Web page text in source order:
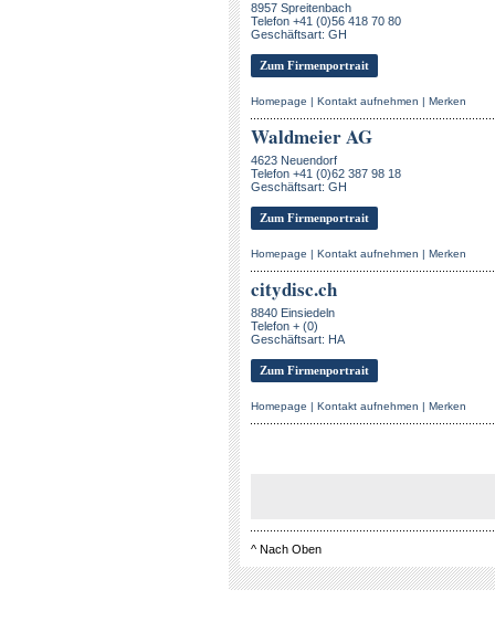
8957 Spreitenbach
Telefon +41 (0)56 418 70 80
Geschäftsart: GH
Zum Firmenportrait
Homepage | Kontakt aufnehmen | Merken
Waldmeier AG
4623 Neuendorf
Telefon +41 (0)62 387 98 18
Geschäftsart: GH
Zum Firmenportrait
Homepage | Kontakt aufnehmen | Merken
citydisc.ch
8840 Einsiedeln
Telefon + (0)
Geschäftsart: HA
Zum Firmenportrait
Homepage | Kontakt aufnehmen | Merken
^ Nach Oben